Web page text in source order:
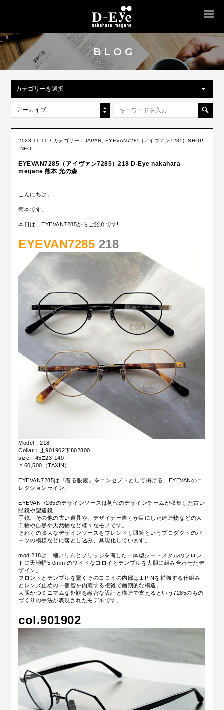
BLOG
カテゴリーを選択
アーカイブ
2023.11.10 / カテゴリー： JAPAN EYEVAN7285 (アイヴァン7285) ,SHOP
INFO
EYEVAN7285（アイヴァン7285）218 D-Eye nakahara
megane 熊本 光の森
こんにちは。
衛本です。
本日は、EYEVAN7285からご紹介です!
EYEVAN7285 218
Model：218
Collar：上901902下802800
size：45□23-140
￥60,500（TAXIN)
EYEVAN7285は『着る眼鏡』をコンセプトとして掲げる、EYEVANのコ
レクションライン。
EYEVAN 7285のデザインソースは初代のデザインチームが収集した古い
眼鏡や望遠鏡、
手鏡、その他の古い道具や、デザイナー自らが目にした建造物などの人
工物や自然や天然物など様々なモノです。
それらの膨大なデザインソースをブレンドし眼鏡というプロダクトのパ
ーツの模様などに落とし込み、具現化しています。
mod.218は、 細いリムとブリッジを有した一体型シートメタルのフロン
トに天地幅5.0mm のワイドなヨロイとテンプルを大胆に組み合わせたデ
ザイン。
フロントとテンプルを繋ぐそのヨロイの内部は１PINを補強する仕組み
とレンズ止めの一個智を内蔵する複雑で画期的な構造。
大胆かつミニマムな外観を緻密な設計と構造で支えるという7285のもの
づくりの手法が表現されたモデルです。
col.901902